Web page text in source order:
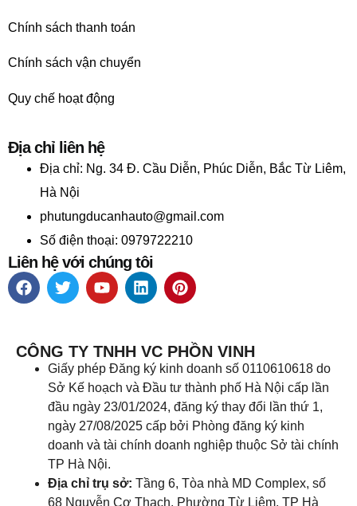
Chính sách thanh toán
Chính sách vận chuyển
Quy chế hoạt động
Địa chỉ liên hệ
Địa chỉ: Ng. 34 Đ. Cầu Diễn, Phúc Diễn, Bắc Từ Liêm,
Hà Nội
phutungducanhauto@gmail.com
Số điện thoại: 0979722210
Liên hệ với chúng tôi
CÔNG TY TNHH VC PHỒN VINH
Giấy phép Đăng ký kinh doanh số 0110610618 do
Sở Kế hoạch và Đầu tư thành phố Hà Nội cấp lần
đầu ngày 23/01/2024, đăng ký thay đổi lần thứ 1,
ngày 27/08/2025 cấp bởi Phòng đăng ký kinh
doanh và tài chính doanh nghiệp thuộc Sở tài chính
TP Hà Nội.
Địa chỉ trụ sở: Tầng 6, Tòa nhà MD Complex, số
68 Nguyễn Cơ Thạch, Phường Từ Liêm, TP Hà